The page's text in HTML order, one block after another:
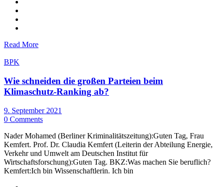
Read More
BPK
Wie schneiden die großen Parteien beim
Klimaschutz-Ranking ab?
9. September 2021
0 Comments
Nader Mohamed (Berliner Kriminalitätszeitung):Guten Tag, Frau
Kemfert. Prof. Dr. Claudia Kemfert (Leiterin der Abteilung Energie,
Verkehr und Umwelt am Deutschen Institut für
Wirtschaftsforschung):Guten Tag. BKZ:Was machen Sie beruflich?
Kemfert:Ich bin Wissenschaftlerin. Ich bin